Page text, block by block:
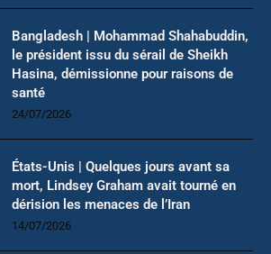
Bangladesh | Mohammad Shahabuddin,
le président issu du sérail de Sheikh
Hasina, démissionne pour raisons de
santé
24/07/2026
États-Unis | Quelques jours avant sa
mort, Lindsey Graham avait tourné en
dérision les menaces de l’Iran
14/07/2026